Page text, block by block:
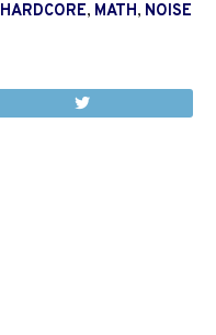
HARDCORE, MATH, NOISE